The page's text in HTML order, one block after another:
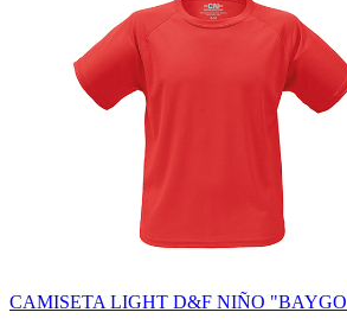
CAMISETA LIGHT D&F NIÑO